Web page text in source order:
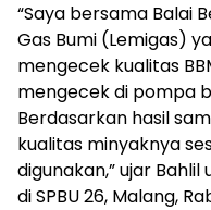
“Saya bersama Balai
Gas Bumi (Lemigas)
mengecek kualitas
mengecek di pompa
Berdasarkan hasil
kualitas minyaknya
digunakan,” ujar
di SPBU 26, Malang,